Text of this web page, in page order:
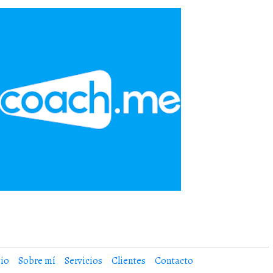
Sobre mí Servicios Clientes Contacto